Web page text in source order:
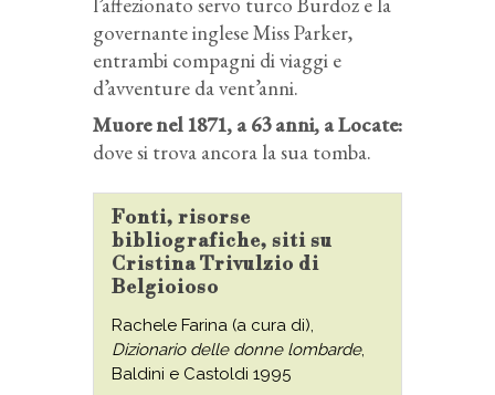
governante inglese Miss Parker,
entrambi compagni di viaggi e
d’avventure da vent’anni.
Muore nel 1871, a 63 anni, a Locate:
dove si trova ancora la sua tomba.
Fonti, risorse
bibliografiche, siti su
Cristina Trivulzio di
Belgioioso
Rachele Farina (a cura di),
Dizionario delle donne lombarde,
Baldini e Castoldi 1995